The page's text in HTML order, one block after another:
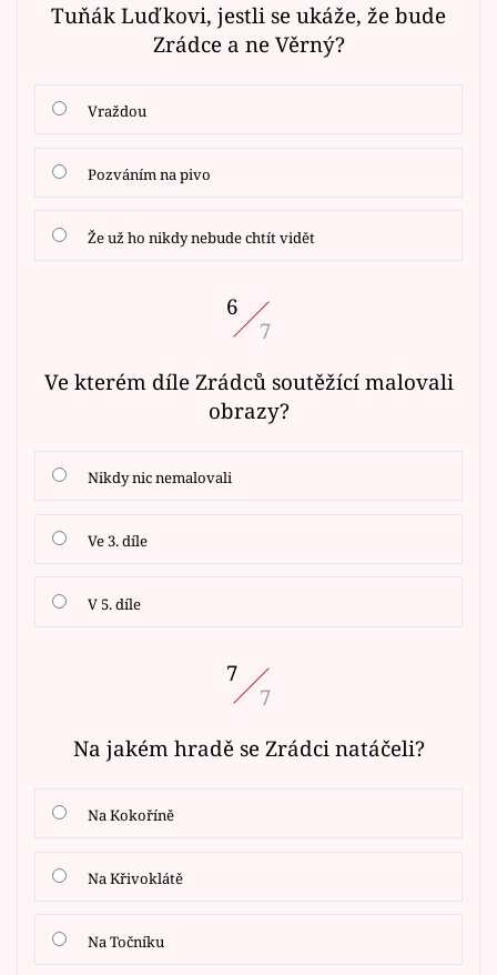
Tuňák Luďkovi, jestli se ukáže, že bude
Zrádce a ne Věrný?
Vraždou
Pozváním na pivo
Že už ho nikdy nebude chtít vidět
6
7
Ve kterém díle Zrádců soutěžící malovali
obrazy?
Nikdy nic nemalovali
Ve 3. díle
V 5. díle
7
7
Na jakém hradě se Zrádci natáčeli?
Na Kokoříně
Na Křivoklátě
Na Točníku